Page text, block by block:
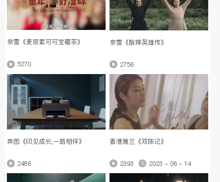
奈雪《麦丽素可可宝藏茶》
5270
奈雪《酸辣英雄传》
2756
奔图《印见成长,一路相伴》
2486
香港雅兰《双陈记》
2393 2023 - 06 - 14